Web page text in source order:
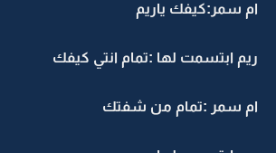
ام سمر:كيفك ياريم
ريم ابتسمت لها :تمام انتي كيفك
ام سمر :تمام من شفتك